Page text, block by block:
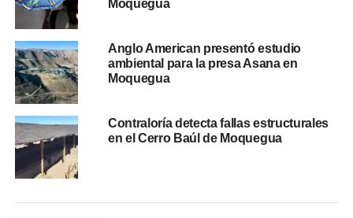
paneles solares, inversor de corriente, baterías de
los habitantes de Huachunta han sido capacitados en el
manejo de los equipos para su correcto uso.
RELATED TOPICS: ANGLO AMERICAN MOQUEGUA
UP NEXT
Educación sanitaria en Moquegua: Más de 800
escolares aprenden a cuidar el agua
DON'T MISS
Moquegua
Anglo American presentó estudio
ambiental para la presa Asana en
Moquegua
Contraloría detecta fallas estructurales
en el Cerro Baúl de Moquegua